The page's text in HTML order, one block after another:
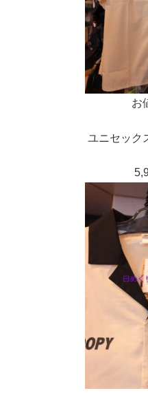
お
ユニセック